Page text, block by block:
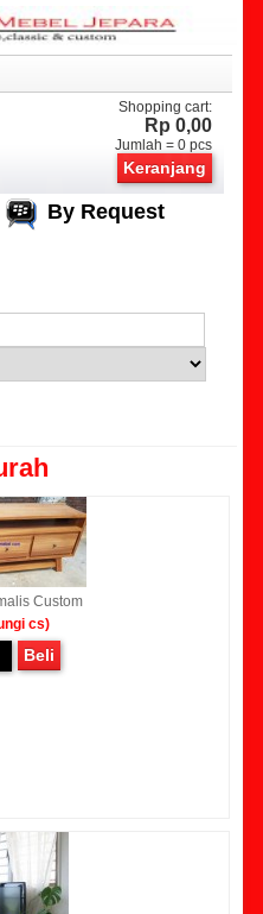
Shopping cart:
Rp 0,00
Jumlah =0 pcs
Keranjang
By Request
Custom
cs)
Beli